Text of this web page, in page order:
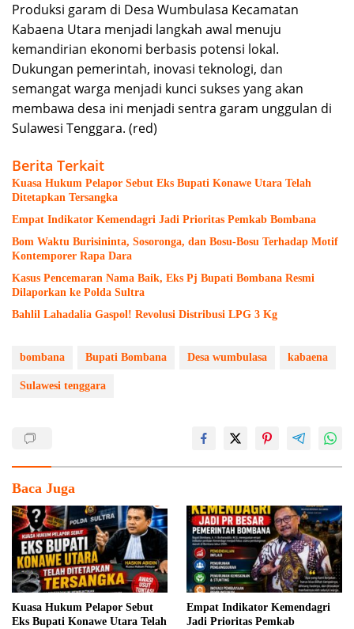
Produksi garam di Desa Wumbulasa Kecamatan
Kabaena Utara menjadi langkah awal menuju
kemandirian ekonomi berbasis potensi lokal.
Dukungan pemerintah, inovasi teknologi, dan
semangat warga menjadi kunci sukses yang akan
membawa desa ini menjadi sentra garam unggulan di
Sulawesi Tenggara. (red)
Berita Terkait
Kuasa Hukum Pelapor Sebut Eks Bupati Konawe Utara Telah
Ditetapkan Tersangka
Empat Indikator Kemendagri Jadi Prioritas Pemkab Bombana
Bom Waktu Burisininta, Sosoronga, dan Bosu-Bosu Terhadap Motif
Kontemporer Rapa Dara
Kasus Pencemaran Nama Baik, Eks Pj Bupati Bombana Resmi
Dilaporkan ke Polda Sultra
Bahlil Lahadalia Gaspol! Revolusi Distribusi LPG 3 Kg
bombana Bupati Bombana Desa wumbulasa kabaena
Sulawesi tenggara
Baca Juga
Kuasa Hukum Pelapor Sebut
Eks Bupati Konawe Utara Telah
Empat Indikator Kemendagri
Jadi Prioritas Pemkab